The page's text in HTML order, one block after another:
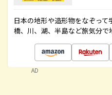
日本の地形や造形物をなぞっ
橋、川、湖、半島など旅気分で
AD